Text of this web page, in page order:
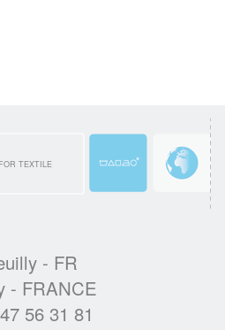
environnementales sont
habitudes d’entretien
SUR L'ETIQUETAGE
des textiles
- FR
- FRANCE
56 31 81
TEXTILE